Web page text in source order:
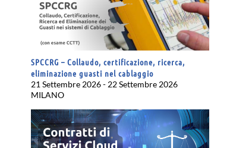
SPCCRG – Collaudo, certificazione, ricerca,
eliminazione guasti nel cablaggio
21 Settembre 2026 - 22 Settembre 2026
MILANO